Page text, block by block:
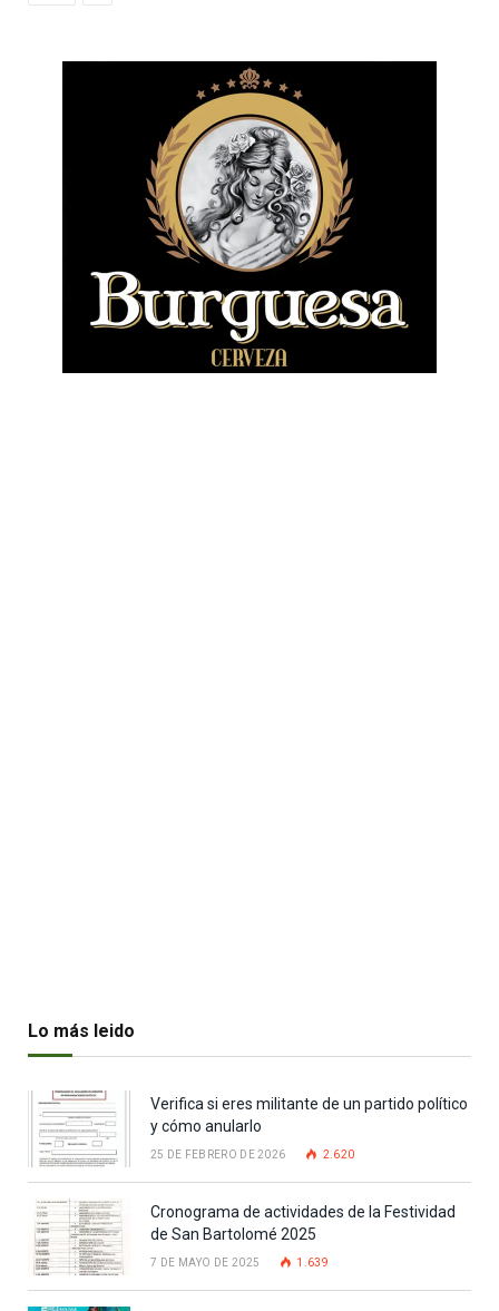
Lo más leido
Verifica si eres militante de un partido político
y cómo anularlo
25 DE FEBRERO DE 2026 2.620
Cronograma de actividades de la Festividad
de San Bartolomé 2025
7 DE MAYO DE 2025 1.639